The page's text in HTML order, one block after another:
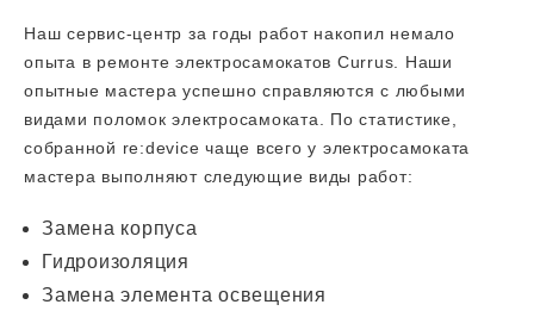
Наш сервис-центр за годы работ накопил немало
опыта в ремонте электросамокатов Currus. Наши
опытные мастера успешно справляются с любыми
видами поломок электросамоката. По статистике,
собранной re:device чаще всего у электросамоката
мастера выполняют следующие виды работ:
Замена корпуса
Гидроизоляция
Замена элемента освещения